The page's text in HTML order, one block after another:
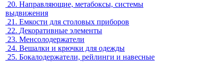
20. Направляющие, метабоксы, системы
выдвижения
21. Емкости для столовых приборов
22. Декоративные элементы
23. Менсолодержатели
24. Вешалки и крючки для одежды
25. Бокалодержатели, рейлинги и навесные